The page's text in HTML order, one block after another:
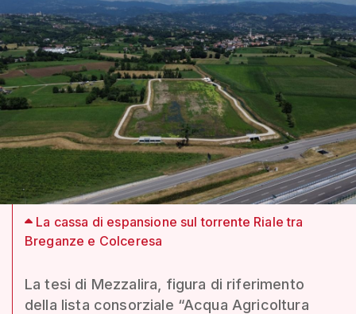
La cassa di espansione sul torrente Riale tra
Breganze e Colceresa
La tesi di Mezzalira, figura di riferimento
della lista consorziale “Acqua Agricoltura